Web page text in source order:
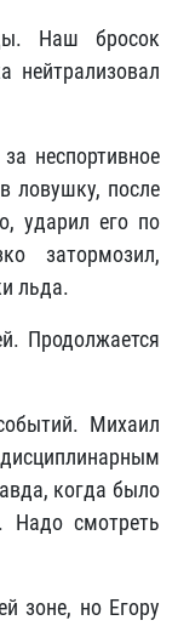
Наш бросок
нейтрализовал
неспортивное
ловушку, после
ударил его по
затормозил,
льда.
Продолжается
Михаил
когда было
Надо смотреть
зоне, но Егору